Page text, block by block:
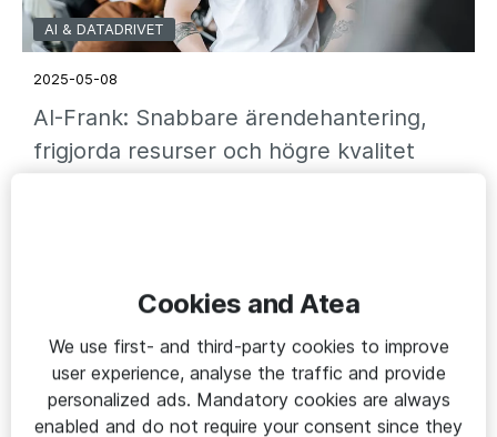
AI & DATADRIVET
2025-05-08
AI-Frank: Snabbare ärendehantering,
frigjorda resurser och högre kvalitet
Cookies and Atea
We use first- and third-party cookies to improve
user experience, analyse the traffic and provide
personalized ads. Mandatory cookies are always
enabled and do not require your consent since they